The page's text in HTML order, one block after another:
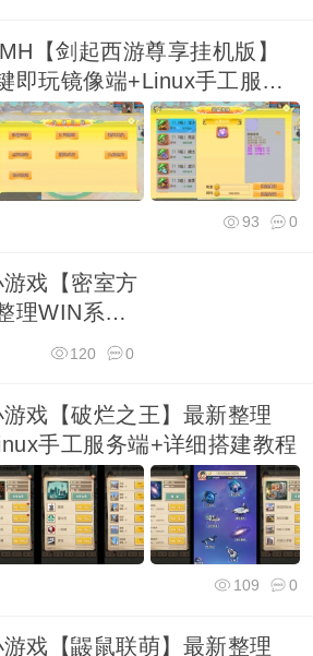
【剑起西游尊享挂机版】
即玩镜像端+Linux手工服务
0
93
戏【密室方
理WIN系服
务端+详细 0
120
戏【破烂之王】最新整理
手工服务端+详细搭建教程
0
109
戏【鼹鼠联萌】最新整理